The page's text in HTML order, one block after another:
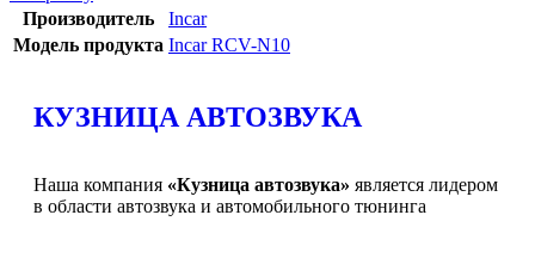
Производитель
Incar
Модель продукта Incar RCV-N10
КУЗНИЦА АВТОЗВУКА
Наша компания «Кузница автозвука» является лидером
в области автозвука и автомобильного тюнинга